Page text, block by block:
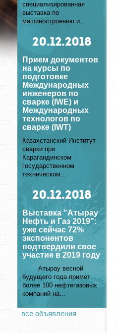
специализированная
выставка по
машиностроению и...
20.12.2018
Прием документов
на курсы по
подготовке
Международных
инженеров по
сварке (IWE) и
Международных
технологов по
сварке (IWT)
Казахстанский Институт
сварки при
Карагандинском
государственном
техническом...
20.12.2018
Выставка "Атырау
Нефть и Газ 2019":
уже сейчас 72%
экспонентов
подтвердили свое
участие в 2019 году
Атырау весной
будущего года примет
более 100 нефтегазовых
компаний на...
все объявления